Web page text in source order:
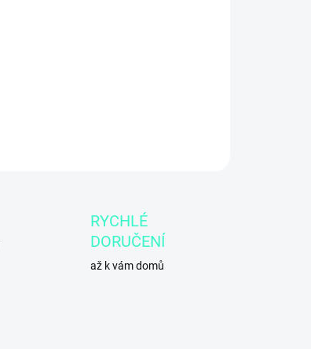
RYCHLÉ
DORUČENÍ
až k vám domů